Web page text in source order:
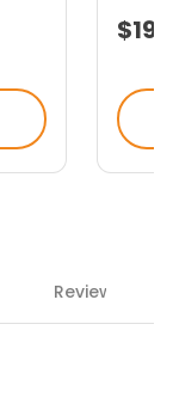
$193
Reviews